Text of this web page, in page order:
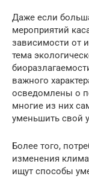
Даже если
мероприятий
зависимости от
тема
важного
осведомлены о
многие из них
уменьшить свой
Более того,
изменения
ищут способы